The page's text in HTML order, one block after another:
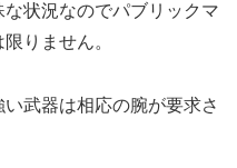
状況なのでパブリックマ
りません。
い武器は相応の腕が要求さ